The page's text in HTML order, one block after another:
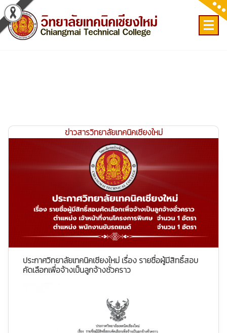
Skip
to
content
ข่าวสารวิทยาลัยเทคนิคเชียงใหม่
ประกาศวิทยาลัยเทคนิคเชียงใหม่ เรื่อง รายชื่อผู้มีสิทธิ์สอบ
คัดเลือกเพื่อจ้างเป็นลูกจ้างชั่วคราว